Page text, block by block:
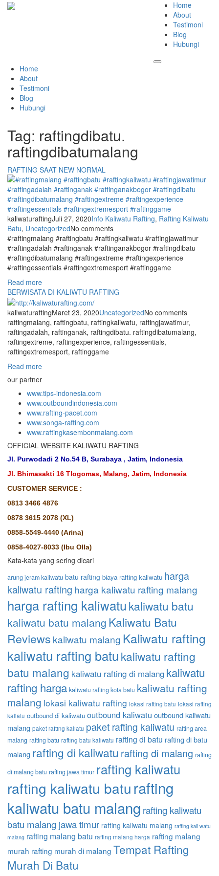
Home
About
Testimoni
Blog
Hubungi
Home
About
Testimoni
Blog
Hubungi
Tag: raftingdibatu.
raftingdibatumalang
RAFTING SAAT NEW NORMAL
kaliwaturaftingJuli 27, 2020Info Kaliwatu Rafting, Rafting Kaliwatu
Batu, UncategorizedNo comments
#raftingmalang #raftingbatu #raftingkaliwatu #raftingjawatimur
#raftingadalah #raftinganak #raftinganakbogor #raftingdibatu
#raftingdibatumalang #raftingextreme #raftingexperience
#raftingessentials #raftingextremesport #raftinggame
Read more
BERWISATA DI KALIWTU RAFTING
kaliwaturaftingMaret 23, 2020UncategorizedNo comments
raftingmalang, raftingbatu, raftingkaliwatu, raftingjawatimur,
raftingadalah, raftinganak, raftingdibatu. raftingdibatumalang,
raftingextreme, raftingexperience, raftingessentials,
raftingextremesport, raftinggame
Read more
our partner
www.tips-indonesia.com
www.outboundindonesia.com
www.rafting-pacet.com
www.songa-rafting.com
www.raftingkasembonmalang.com
OFFICIAL WEBSITE KALIWATU RAFTING
Jl. Purwodadi 2 No.54 B, Surabaya , Jatim, Indonesia
Jl. Bhimasakti 16 Tlogomas, Malang, Jatim, Indonesia
CUSTOMER SERVICE :
0813 3466 4876
0878 3615 2078 (XL)
0858-5549-4440 (Arina)
0858-4027-8033 (Ibu Olla)
Kata-kata yang sering dicari
arung jeram kaliwatu batu rafting biaya rafting kaliwatu harga
kaliwatu rafting harga kaliwatu rafting malang
harga rafting kaliwatukaliwatu batu
kaliwatu batu malang Kaliwatu Batu
Reviews kaliwatu malang Kaliwatu rafting
kaliwatu rafting batukaliwatu rafting
batu malang kaliwatu rafting di malang kaliwatu
rafting harga kaliwatu rafting kota batu kaliwatu rafting
malang lokasi kaliwatu rafting lokasi rafting batu lokasi rafting
kaliatu outbound di kaliwatu outbound kaliwatu outbound kaliwatu
malang paket rafting kaliatu paket rafting kaliwatu rafting area
malang rafting batu rafting batu kaliwatu rafting di batu rafting di batu
malang rafting di kaliwatu rafting di malang rafting
di malang batu rafting jawa timur rafting kaliwatu
rafting kaliwatu batu rafting
kaliwatu batu malang rafting kaliwatu
batu malang jawa timur rafting kaliwatu malang rafting kali watu
malang rafting malang batu rafting malang harga rafting malang
murah rafting murah di malang Tempat Rafting
Murah Di Batu